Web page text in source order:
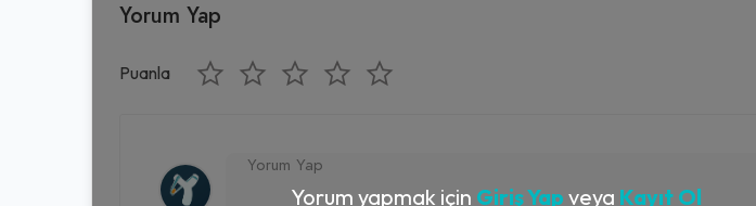
Yorum Yap
Puanla
Yorum yapmak için Giriş Yap veya Kayıt Ol